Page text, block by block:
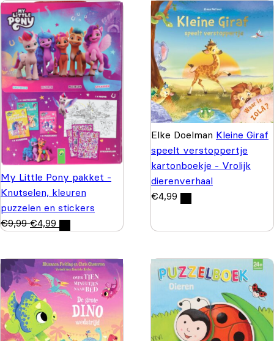
My Little Pony pakket -
Knutselen, kleuren
puzzelen en stickers
€9,99 €4,99
Elke Doelman Kleine Giraf
speelt verstoppertje
kartonboekje - Vrolijk
dierenverhaal
€4,99